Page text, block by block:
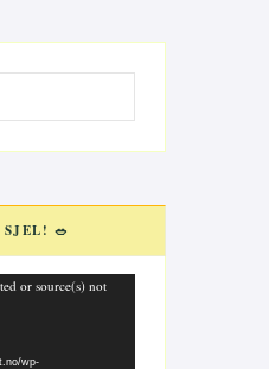
🥗
or source(s) not
wp-